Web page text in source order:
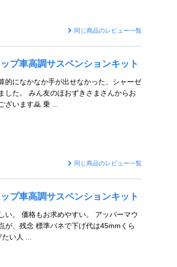
同じ商品のレビュー一覧
プ車高調サスペンションキット
的になかなか手が出せなかった、シャーゼ
した。 みん友のほおずきさまさんからお
ざいます🙇 乗 ...
同じ商品のレビュー一覧
プ車高調サスペンションキット
い。 価格もお求めやすい。 アッパーマウ
が、残念 標準バネで下げ代は45mmくら
い人 ...